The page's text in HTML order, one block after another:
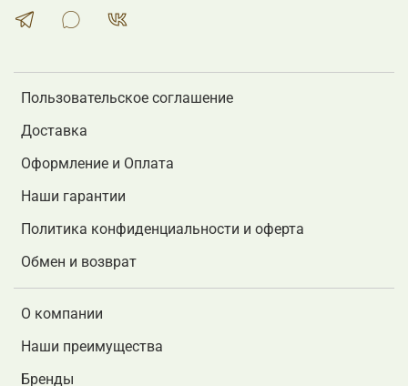
Пользовательское соглашение
Доставка
Оформление и Оплата
Наши гарантии
Политика конфиденциальности и оферта
Обмен и возврат
О компании
Наши преимущества
Бренды